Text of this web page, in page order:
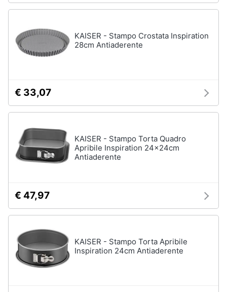
KAISER - Stampo Crostata Inspiration
28cm Antiaderente
€ 33,07
KAISER - Stampo Torta Quadro
Apribile Inspiration 24x24cm
Antiaderente
€ 47,97
KAISER - Stampo Torta Apribile
Inspiration 24cm Antiaderente